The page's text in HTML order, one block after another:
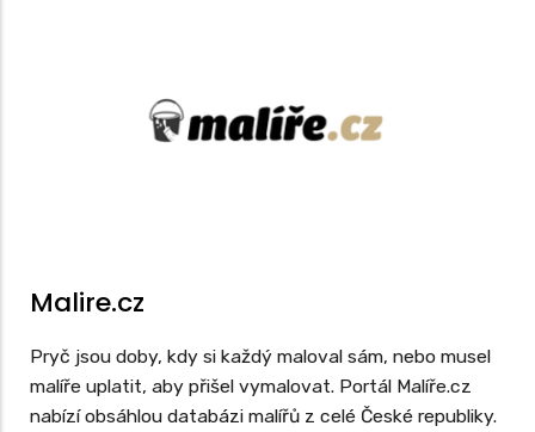
Malire.cz
Pryč jsou doby, kdy si každý maloval sám, nebo musel
malíře uplatit, aby přišel vymalovat. Portál Malíře.cz
nabízí obsáhlou databázi malířů z celé České republiky.